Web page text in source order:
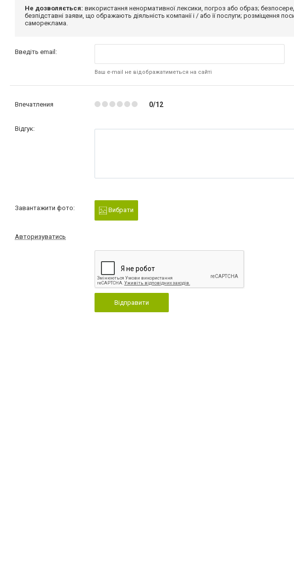
Не дозволяється: використання ненормативної лексики, погроз або образ;
безпідставні заяви, що ображають діяльність компанії і / або її послуги; розміщення
самореклама.
Введіть email:
Ваш e-mail не відображатиметься на сайті
Впечатления 0/12
Відгук:
Завантажити фото: Вибрати
Авторизуватись
Відправити